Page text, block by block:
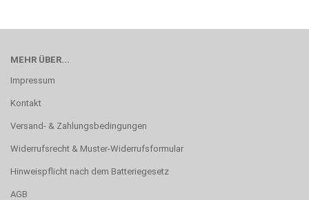
MEHR ÜBER...
Impressum
Kontakt
Versand- & Zahlungsbedingungen
Widerrufsrecht & Muster-Widerrufsformular
Hinweispflicht nach dem Batteriegesetz
AGB